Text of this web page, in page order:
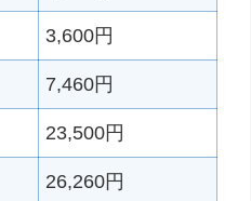
3,600円
7,460円
23,500円
26,260円